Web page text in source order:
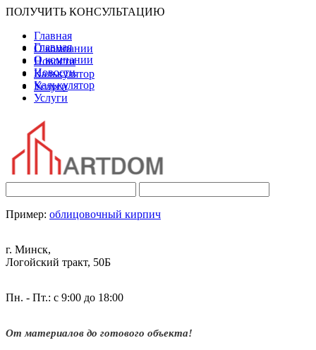
ПОЛУЧИТЬ КОНСУЛЬТАЦИЮ
Главная
О компании
Новости
Калькулятор
Услуги
Главная
О компании
Новости
Калькулятор
Услуги
Пример: облицовочный кирпич
г. Минск,
Логойский тракт, 50Б
Пн. - Пт.: с 9:00 до 18:00
От материалов до готового объекта!